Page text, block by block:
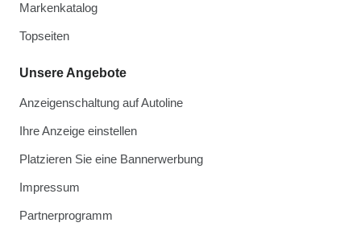
Markenkatalog
Topseiten
Unsere Angebote
Anzeigenschaltung auf Autoline
Ihre Anzeige einstellen
Platzieren Sie eine Bannerwerbung
Impressum
Partnerprogramm